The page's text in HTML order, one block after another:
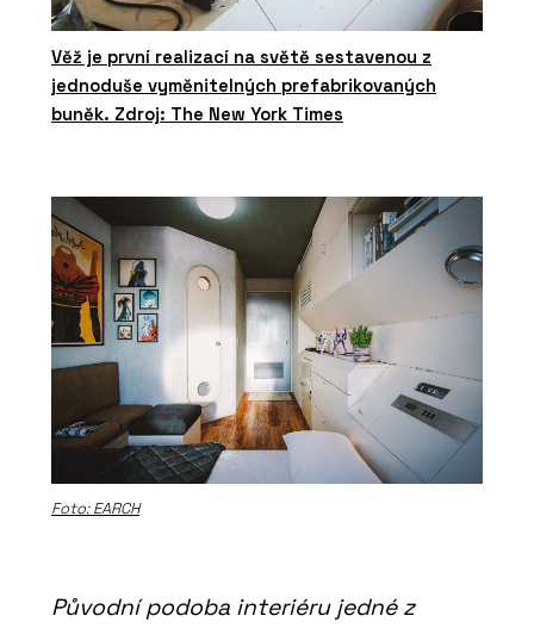
Věž je první realizací na světě sestavenou z
jednoduše vyměnitelných prefabrikovaných
buněk. Zdroj: The New York Times
Foto: EARCH
Původní podoba interiéru jedné z